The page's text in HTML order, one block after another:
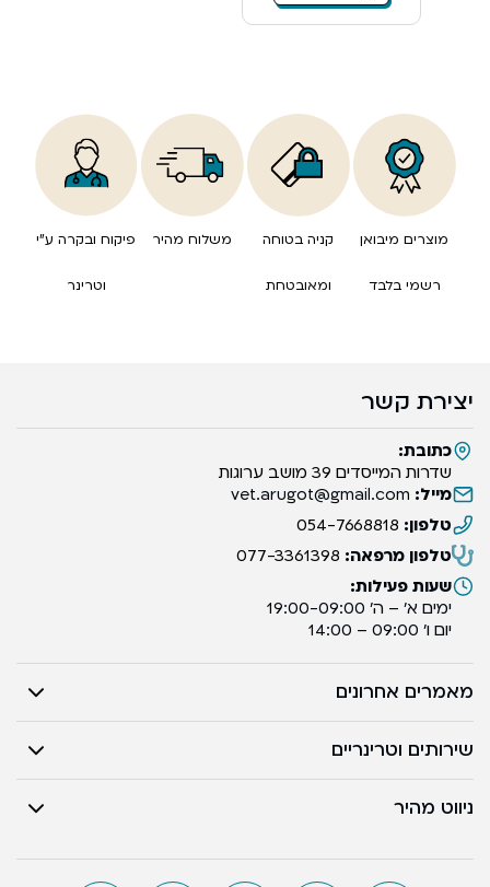
מוצרים מיבואן
רשמי בלבד
קניה בטוחה
ומאובטחת
משלוח מהיר פיקוח ובקרה ע”י
וטרינר
יצירת קשר
כתובת:
שדרות המייסדים 39 מושב ערוגות
מייל: vet.arugot@gmail.com
טלפון: 054-7668818
טלפון מרפאה: 077-3361398
שעות פעילות:
ימים א’ – ה’ 19:00-09:00
יום ו’ 09:00 – 14:00
מאמרים אחרונים
שירותים וטרינריים
ניווט מהיר